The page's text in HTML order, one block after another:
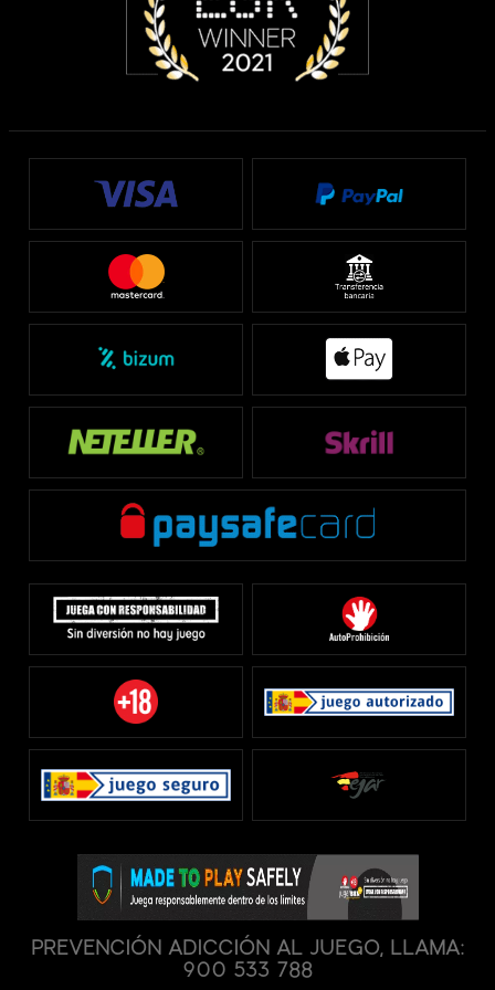
PREVENCIÓN ADICCIÓN AL JUEGO, LLAMA:
900 533 788